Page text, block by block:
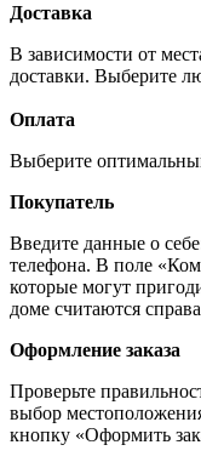
Доставка
В зависимости от
доставки. Выберите
Оплата
Выберите
Покупатель
Введите данные о
телефона. В поле
которые могут
доме считаются
Оформление заказа
Проверьте
выбор
кнопку «Оформить